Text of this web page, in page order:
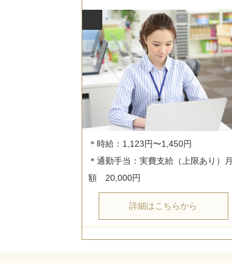
＊時給：1,123円〜1,450円
＊通勤手当：実費支給（上限あり）月
詳細はこちらから